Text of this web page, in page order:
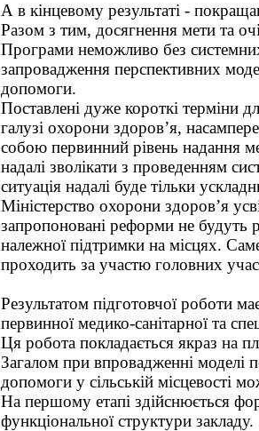
А в кінцевому результаті -
Разом з тим, досягнення мети та
Програми неможливо без
запровадження перспективних
допомоги.
Поставлені дуже короткі терміни
галузі охорони здоров’я,
собою первинний рівень надання
надалі зволікати з проведенням
ситуація надалі буде тільки
Міністерство охорони здоров’я
запропоновані реформи не будуть
належної підтримки на місцях.
проходить за участю головних
Результатом підготовчої роботи
первинної медико-санітарної та
Ця робота покладається якраз на
Загалом при впровадженні моделі
допомоги у сільській місцевості
На першому етапі здійснюється
функціональної структури закладу.